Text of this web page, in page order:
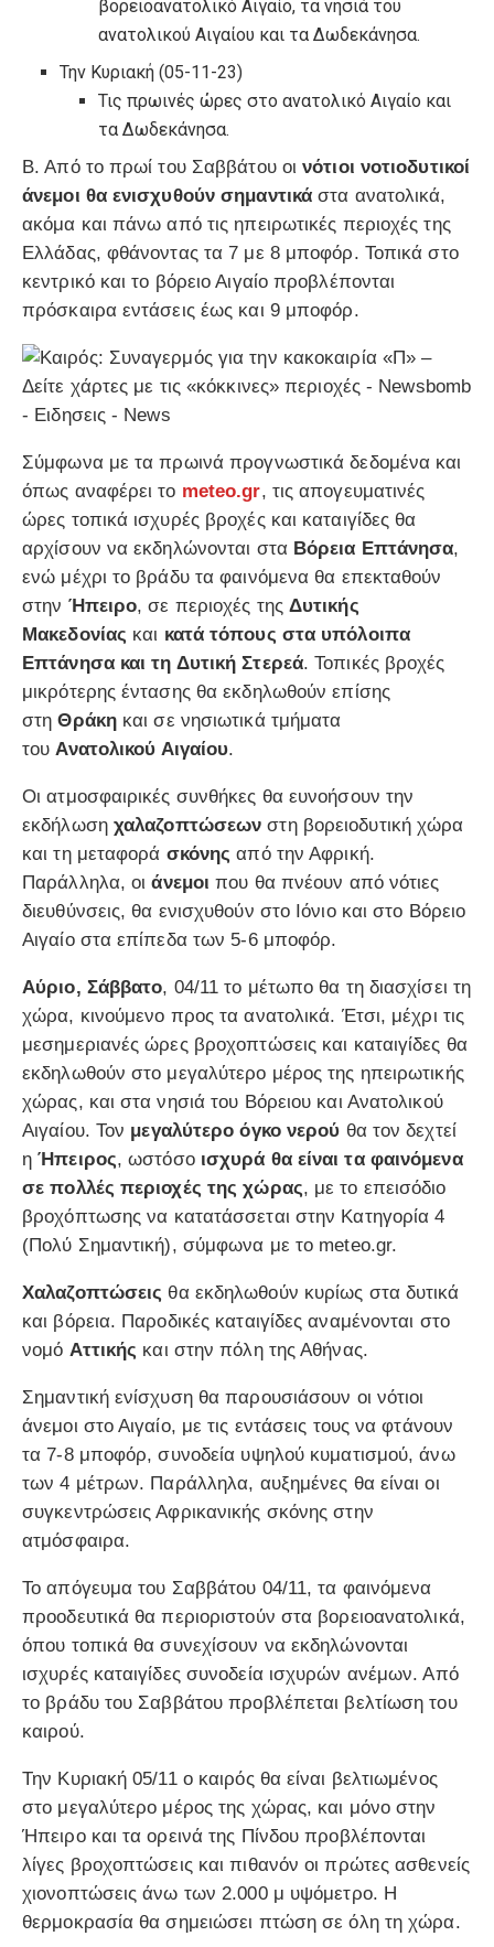
βορειοανατολικό Αιγαίο, τα νησιά του
ανατολικού Αιγαίου και τα Δωδεκάνησα.
Την Κυριακή (05-11-23)
Τις πρωινές ώρες στο ανατολικό Αιγαίο και
τα Δωδεκάνησα.
Β. Από το πρωί του Σαββάτου οινότιοι νοτιοδυτικοί
άνεμοι θα ενισχυθούν σημαντικά στα ανατολικά,
ακόμα και πάνω από τις ηπειρωτικές περιοχές της
Ελλάδας, φθάνοντας τα 7 με 8 μποφόρ. Τοπικά στο
κεντρικό και το βόρειο Αιγαίο προβλέπονται
πρόσκαιρα εντάσεις έως και 9 μποφόρ.
Σύμφωνα με τα πρωινά προγνωστικά δεδομένα και
όπως αναφέρει το meteo.gr, τις απογευματινές
ώρες τοπικά ισχυρές βροχές και καταιγίδες θα
αρχίσουν να εκδηλώνονται στα Βόρεια Επτάνησα,
ενώ μέχρι το βράδυ τα φαινόμενα θα επεκταθούν
στην Ήπειρο, σε περιοχές της Δυτικής
Μακεδονίας και κατά τόπους στα υπόλοιπα
Επτάνησα και τη Δυτική Στερεά. Τοπικές βροχές
μικρότερης έντασης θα εκδηλωθούν επίσης
στηΘράκηκαι σε νησιωτικά τμήματα
τουΑνατολικού Αιγαίου.
Οι ατμοσφαιρικές συνθήκες θα ευνοήσουν την
εκδήλωση χαλαζοπτώσεων στη βορειοδυτική χώρα
και τη μεταφορά σκόνης από την Αφρική.
Παράλληλα, οιάνεμοι που θα πνέουν από νότιες
διευθύνσεις, θα ενισχυθούν στο Ιόνιο και στο Βόρειο
Αιγαίο στα επίπεδα των 5-6 μποφόρ.
Αύριο, Σάββατο, 04/11 το μέτωπο θα τη διασχίσει τη
χώρα, κινούμενο προς τα ανατολικά. Έτσι, μέχρι τις
μεσημεριανές ώρες βροχοπτώσεις και καταιγίδες θα
εκδηλωθούν στο μεγαλύτερο μέρος της ηπειρωτικής
χώρας, και στα νησιά του Βόρειου και Ανατολικού
Αιγαίου. Τον μεγαλύτερο όγκο νερού θα τον δεχτεί
ηΉπειρος, ωστόσο ισχυρά θα είναι τα φαινόμενα
σε πολλές περιοχές της χώρας, με το επεισόδιο
βροχόπτωσης να κατατάσσεται στην Κατηγορία 4
(Πολύ Σημαντική), σύμφωνα με το meteo.gr.
Χαλαζοπτώσεις θα εκδηλωθούν κυρίως στα δυτικά
και βόρεια. Παροδικές καταιγίδες αναμένονται στο
νομό Αττικής και στην πόλη της Αθήνας.
Σημαντική ενίσχυση θα παρουσιάσουν οι νότιοι
άνεμοι στο Αιγαίο, με τις εντάσεις τους να φτάνουν
τα 7-8 μποφόρ, συνοδεία υψηλού κυματισμού, άνω
των 4 μέτρων. Παράλληλα, αυξημένες θα είναι οι
συγκεντρώσεις Αφρικανικής σκόνης στην
ατμόσφαιρα.
Το απόγευμα του Σαββάτου 04/11, τα φαινόμενα
προοδευτικά θα περιοριστούν στα βορειοανατολικά,
όπου τοπικά θα συνεχίσουν να εκδηλώνονται
ισχυρές καταιγίδες συνοδεία ισχυρών ανέμων. Από
το βράδυ του Σαββάτου προβλέπεται βελτίωση του
καιρού.
Την Κυριακή 05/11 ο καιρός θα είναι βελτιωμένος
στο μεγαλύτερο μέρος της χώρας, και μόνο στην
Ήπειρο και τα ορεινά της Πίνδου προβλέπονται
λίγες βροχοπτώσεις και πιθανόν οι πρώτες ασθενείς
χιονοπτώσεις άνω των 2.000 μ υψόμετρο. Η
θερμοκρασία θα σημειώσει πτώση σε όλη τη χώρα.